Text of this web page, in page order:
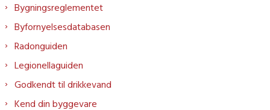
Bygningsreglementet
Byfornyelsesdatabasen
Radonguiden
Legionellaguiden
Godkendt til drikkevand
Kend din byggevare